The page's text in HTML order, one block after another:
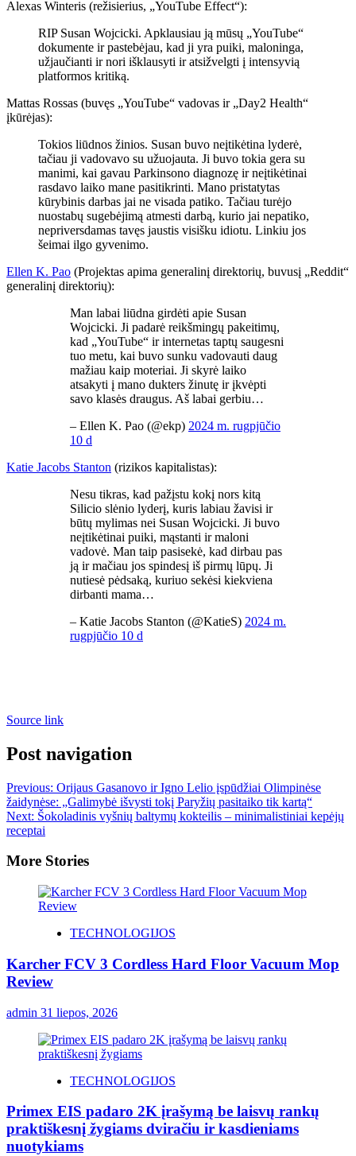
Alexas Winteris (režisierius, „YouTube Effect“):
RIP Susan Wojcicki. Apklausiau ją mūsų „YouTube“
dokumente ir pastebėjau, kad ji yra puiki, maloninga,
užjaučianti ir nori išklausyti ir atsižvelgti į intensyvią
platformos kritiką.
Mattas Rossas (buvęs „YouTube“ vadovas ir „Day2 Health“
įkūrėjas):
Tokios liūdnos žinios. Susan buvo neįtikėtina lyderė,
tačiau ji vadovavo su užuojauta. Ji buvo tokia gera su
manimi, kai gavau Parkinsono diagnozę ir neįtikėtinai
rasdavo laiko mane pasitikrinti. Mano pristatytas
kūrybinis darbas jai ne visada patiko. Tačiau turėjo
nuostabų sugebėjimą atmesti darbą, kurio jai nepatiko,
nepriversdamas tavęs jaustis visišku idiotu. Linkiu jos
šeimai ilgo gyvenimo.
Ellen K. Pao (Projektas apima generalinį direktorių, buvusį „Reddit“
generalinį direktorių):
Man labai liūdna girdėti apie Susan
Wojcicki. Ji padarė reikšmingų pakeitimų,
kad „YouTube“ ir internetas taptų saugesni
tuo metu, kai buvo sunku vadovauti daug
mažiau kaip moteriai. Ji skyrė laiko
atsakyti į mano dukters žinutę ir įkvėpti
savo klasės draugus. Aš labai gerbiu…
– Ellen K. Pao (@ekp) 2024 m. rugpjūčio
10 d
Katie Jacobs Stanton (rizikos kapitalistas):
Nesu tikras, kad pažįstu kokį nors kitą
Silicio slėnio lyderį, kuris labiau žavisi ir
būtų mylimas nei Susan Wojcicki. Ji buvo
neįtikėtinai puiki, mąstanti ir maloni
vadovė. Man taip pasisekė, kad dirbau pas
ją ir mačiau jos spindesį iš pirmų lūpų. Ji
nutiesė pėdsaką, kuriuo sekėsi kiekviena
dirbanti mama…
– Katie Jacobs Stanton (@KatieS) 2024 m.
rugpjūčio 10 d
Source link
Post navigation
Previous: Orijaus Gasanovo ir Igno Lelio įspūdžiai Olimpinėse
žaidynėse: „Galimybė išvysti tokį Paryžių pasitaiko tik kartą“
Next: Šokoladinis vyšnių baltymų kokteilis – minimalistiniai kepėjų
receptai
More Stories
TECHNOLOGIJOS
Karcher FCV 3 Cordless Hard Floor Vacuum Mop
Review
admin 31 liepos, 2026
TECHNOLOGIJOS
Primex EIS padaro 2K įrašymą be laisvų rankų
praktiškesnį žygiams dviračiu ir kasdieniams
nuotykiams